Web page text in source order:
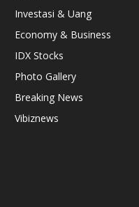
Investasi & Uang
Economy & Business
IDX Stocks
Photo Gallery
Breaking News
Vibiznews